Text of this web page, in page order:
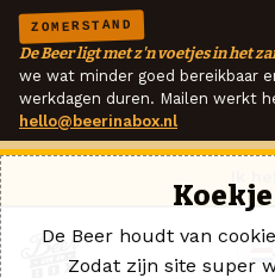
ZOMERSTAND
De Beer ligt met z'n voetjes in het
we wat minder goed bereikbaar
werkdagen duren. Mailen werkt
hello@beerinabox.nl
De Beer houdt van
Zodat zijn site super